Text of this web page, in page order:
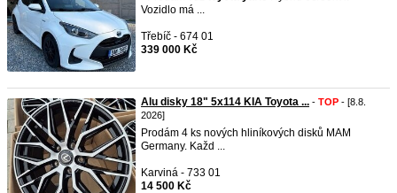
Vozidlo má ...
Třebíč - 674 01
339 000 Kč
Alu disky 18" 5x114 KIA Toyota ... - TOP - [8.8.
2026]
Prodám 4 ks nových hliníkových disků MAM
Germany. Každ ...
Karviná - 733 01
14 500 Kč